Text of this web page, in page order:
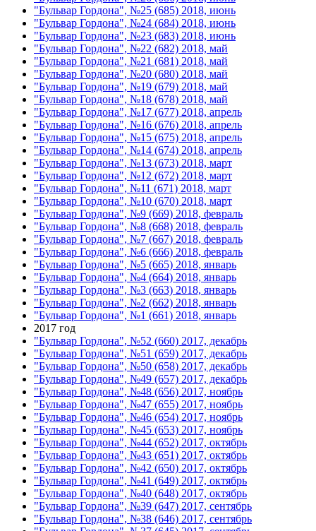
"Бульвар Гордона", №25 (685) 2018, июнь
"Бульвар Гордона", №24 (684) 2018, июнь
"Бульвар Гордона", №23 (683) 2018, июнь
"Бульвар Гордона", №22 (682) 2018, май
"Бульвар Гордона", №21 (681) 2018, май
"Бульвар Гордона", №20 (680) 2018, май
"Бульвар Гордона", №19 (679) 2018, май
"Бульвар Гордона", №18 (678) 2018, май
"Бульвар Гордона", №17 (677) 2018, апрель
"Бульвар Гордона", №16 (676) 2018, апрель
"Бульвар Гордона", №15 (675) 2018, апрель
"Бульвар Гордона", №14 (674) 2018, апрель
"Бульвар Гордона", №13 (673) 2018, март
"Бульвар Гордона", №12 (672) 2018, март
"Бульвар Гордона", №11 (671) 2018, март
"Бульвар Гордона", №10 (670) 2018, март
"Бульвар Гордона", №9 (669) 2018, февраль
"Бульвар Гордона", №8 (668) 2018, февраль
"Бульвар Гордона", №7 (667) 2018, февраль
"Бульвар Гордона", №6 (666) 2018, февраль
"Бульвар Гордона", №5 (665) 2018, январь
"Бульвар Гордона", №4 (664) 2018, январь
"Бульвар Гордона", №3 (663) 2018, январь
"Бульвар Гордона", №2 (662) 2018, январь
"Бульвар Гордона", №1 (661) 2018, январь
2017 год
"Бульвар Гордона", №52 (660) 2017, декабрь
"Бульвар Гордона", №51 (659) 2017, декабрь
"Бульвар Гордона", №50 (658) 2017, декабрь
"Бульвар Гордона", №49 (657) 2017, декабрь
"Бульвар Гордона", №48 (656) 2017, ноябрь
"Бульвар Гордона", №47 (655) 2017, ноябрь
"Бульвар Гордона", №46 (654) 2017, ноябрь
"Бульвар Гордона", №45 (653) 2017, ноябрь
"Бульвар Гордона", №44 (652) 2017, октябрь
"Бульвар Гордона", №43 (651) 2017, октябрь
"Бульвар Гордона", №42 (650) 2017, октябрь
"Бульвар Гордона", №41 (649) 2017, октябрь
"Бульвар Гордона", №40 (648) 2017, октябрь
"Бульвар Гордона", №39 (647) 2017, сентябрь
"Бульвар Гордона", №38 (646) 2017, сентябрь